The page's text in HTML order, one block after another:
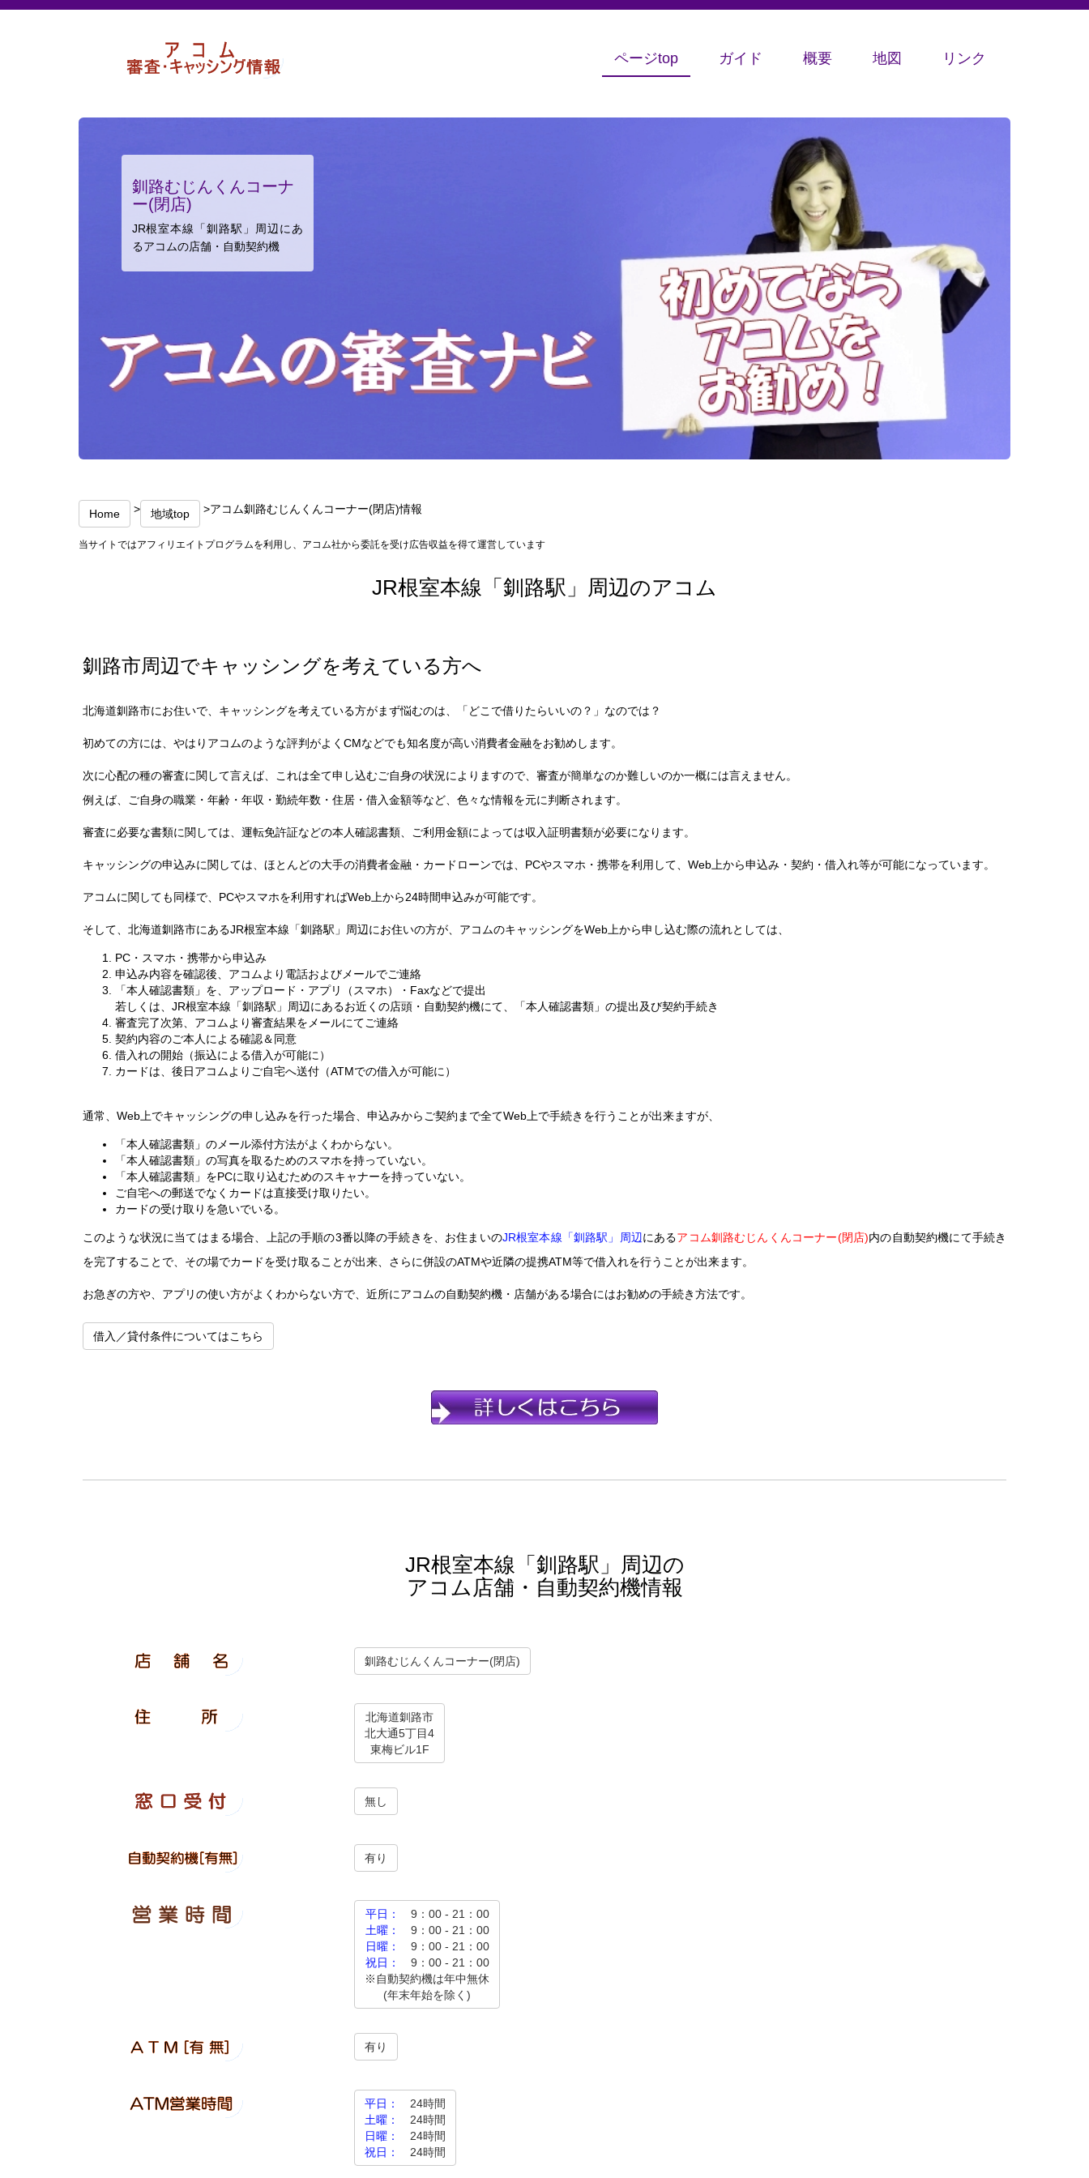
ページtop ガイド 概要 地図 リンク
釧路むじんくんコーナ
ー(閉店)
JR根室本線「釧路駅」周辺にあ
るアコムの店舗・自動契約機
Home > 地域top >アコム釧路むじんくんコーナー(閉店)情報
当サイトではアフィリエイトプログラムを利用し、アコム社から委託を受け広告収益を得て運営しています
JR根室本線「釧路駅」周辺のアコム
釧路市周辺でキャッシングを考えている方へ
北海道釧路市にお住いで、キャッシングを考えている方がまず悩むのは、「どこで借りたらいいの？」なのでは？
初めての方には、やはりアコムのような評判がよくCMなどでも知名度が高い消費者金融をお勧めします。
次に心配の種の審査に関して言えば、これは全て申し込むご自身の状況によりますので、審査が簡単なのか難しいのか一概には言えません。
例えば、ご自身の職業・年齢・年収・勤続年数・住居・借入金額等など、色々な情報を元に判断されます。
審査に必要な書類に関しては、運転免許証などの本人確認書類、ご利用金額によっては収入証明書類が必要になります。
キャッシングの申込みに関しては、ほとんどの大手の消費者金融・カードローンでは、PCやスマホ・携帯を利用して、Web上から申込み・契約・借入れ等が可能になっています。
アコムに関しても同様で、PCやスマホを利用すればWeb上から24時間申込みが可能です。
そして、北海道釧路市にあるJR根室本線「釧路駅」周辺にお住いの方が、アコムのキャッシングをWeb上から申し込む際の流れとしては、
PC・スマホ・携帯から申込み
申込み内容を確認後、アコムより電話およびメールでご連絡
「本人確認書類」を、アップロード・アプリ（スマホ）・Faxなどで提出
若しくは、JR根室本線「釧路駅」周辺にあるお近くの店頭・自動契約機にて、「本人確認書類」の提出及び契約手続き
審査完了次第、アコムより審査結果をメールにてご連絡
契約内容のご本人による確認＆同意
借入れの開始（振込による借入が可能に）
カードは、後日アコムよりご自宅へ送付（ATMでの借入が可能に）
通常、Web上でキャッシングの申し込みを行った場合、申込みからご契約まで全てWeb上で手続きを行うことが出来ますが、
「本人確認書類」のメール添付方法がよくわからない。
「本人確認書類」の写真を取るためのスマホを持っていない。
「本人確認書類」をPCに取り込むためのスキャナーを持っていない。
ご自宅への郵送でなくカードは直接受け取りたい。
カードの受け取りを急いでいる。
このような状況に当てはまる場合、上記の手順の3番以降の手続きを、お住まいのJR根室本線「釧路駅」周辺にあるアコム釧路むじんくんコーナー(閉店)内の自動契約機にて手続き
を完了することで、その場でカードを受け取ることが出来、さらに併設のATMや近隣の提携ATM等で借入れを行うことが出来ます。
お急ぎの方や、アプリの使い方がよくわからない方で、近所にアコムの自動契約機・店舗がある場合にはお勧めの手続き方法です。
借入／貸付条件についてはこちら
JR根室本線「釧路駅」周辺の
アコム店舗・自動契約機情報
釧路むじんくんコーナー(閉店)
北海道釧路市
北大通5丁目4
東梅ビル1F
無し
有り
平日：
9：00 - 21：00
土曜：
9：00 - 21：00
日曜：
9：00 - 21：00
祝日：
9：00 - 21：00
※自動契約機は年中無休
(年末年始を除く)
有り
平日：
24時間
土曜：
24時間
日曜：
24時間
祝日：
24時間